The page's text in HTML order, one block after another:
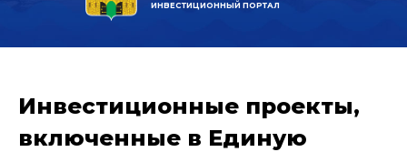
ИНВЕСТИЦИОННЫЙ ПОРТАЛ
Инвестиционные проекты,
включенные в Единую